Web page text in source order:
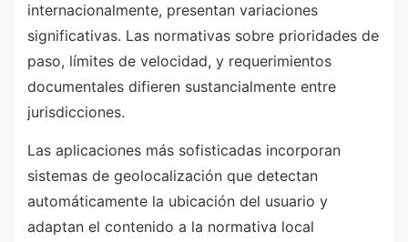
internacionalmente, presentan variaciones
significativas. Las normativas sobre prioridades de
paso, límites de velocidad, y requerimientos
documentales difieren sustancialmente entre
jurisdicciones.
Las aplicaciones más sofisticadas incorporan
sistemas de geolocalización que detectan
automáticamente la ubicación del usuario y
adaptan el contenido a la normativa local